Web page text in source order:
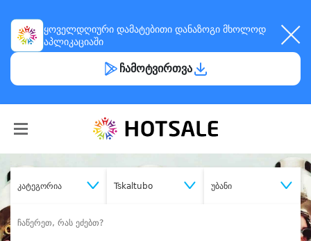
ყოველდღიური დამატებითი დანაზოგი მხოლოდ
აპლიკაციაში
ჩამოტვირთვა
კატეგორია Tskaltubo უბანი